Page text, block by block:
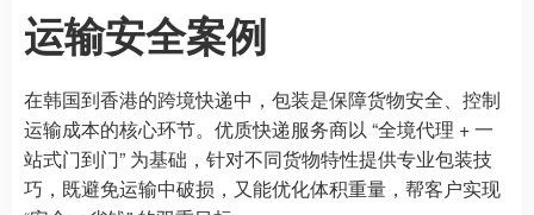
运输安全案例
在韩国到香港的跨境快递中，包装是保障货物安全、控制
运输成本的核心环节。优质快递服务商以 “全境代理 + 一
站式门到门” 为基础，针对不同货物特性提供专业包装技
巧，既避免运输中破损，又能优化体积重量，帮客户实现